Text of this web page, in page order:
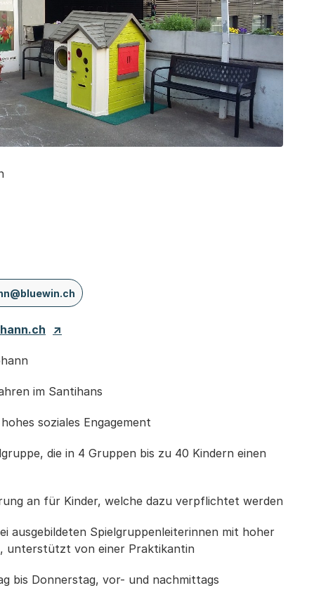
im Santihans
soziales Engagement
die in 4 Gruppen bis zu 40 Kindern einen
an für Kinder, welche dazu verpflichtet werden
ausgebildeten Spielgruppenleiterinnen mit hoher
unterstützt von einer Praktikantin
bis Donnerstag, vor- und nachmittags